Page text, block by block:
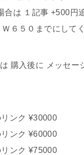
合は １記事 +500円
６５０までにして
購入後に メッセー
ンク ¥30000
ンク ¥60000
ンク ¥75000